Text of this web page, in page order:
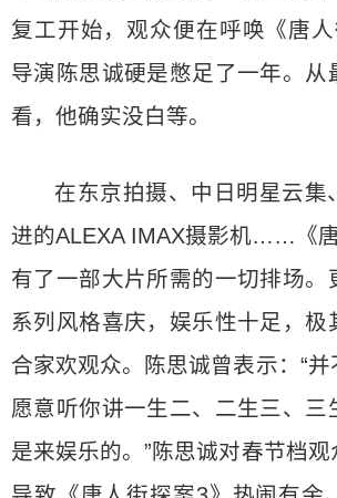
复工开始，观众便在呼唤《唐
导演陈思诚硬是憋足了一年。从
看，他确实没白等。
在东京拍摄、中日明星云集
进的ALEXA IMAX摄影机……《
有了一部大片所需的一切排场。
系列风格喜庆，娱乐性十足，极
合家欢观众。陈思诚曾表示：“
愿意听你讲一生二、二生三、三
是来娱乐的。”陈思诚对春节档观